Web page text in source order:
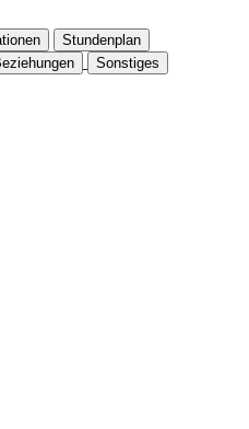
Stundenplan
Sonstiges